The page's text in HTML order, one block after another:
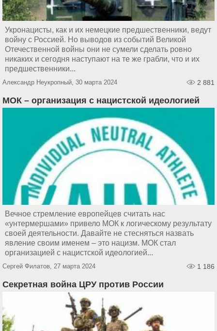
Укронацисты, как и их немецкие предшественники, ведут
войну с Россией. Но выводов из событий Великой
Отечественной войны они не сумели сделать ровно
никаких и сегодня наступают на те же грабли, что и их
предшественники...
Александр Неукропный, 30 марта 2024 2 881
МОК – организация с нацистской идеологией
Вечное стремление европейцев считать нас
«унтермершами» привело МОК к логическому результату
своей деятельности. Давайте не стесняться назвать
явление своим именем – это нацизм. МОК стал
организацией с нацистской идеологией...
Сергей Филатов, 27 марта 2024 1 186
Секретная война ЦРУ против России